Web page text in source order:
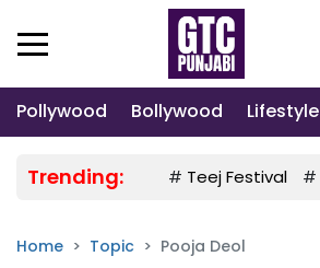
Pollywood Bollywood Lifestyle
Trending: # Teej Festival #
Home Topic Pooja Deol